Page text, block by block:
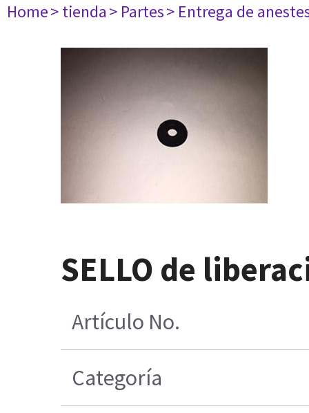
Home> tienda> Partes> Entrega de
SELLO de
Artículo No.
Categoría